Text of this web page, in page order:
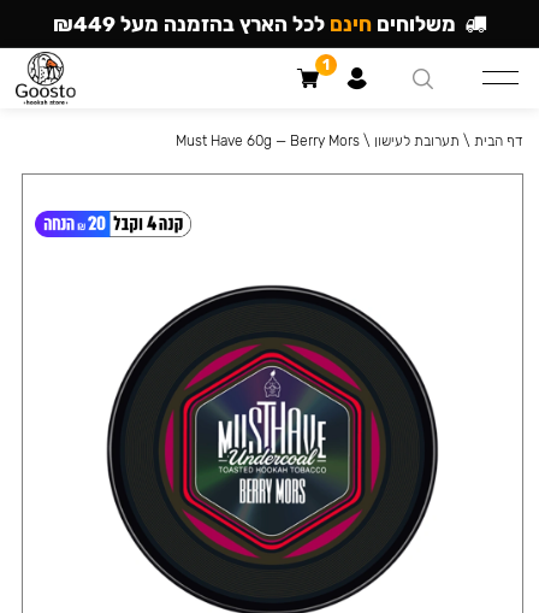
דף הבית \ תערובת לעישון \
Must Have 60g — Berry Mors
משלוחים חינם לכל הארץ בהזמנה מעל ₪449
1